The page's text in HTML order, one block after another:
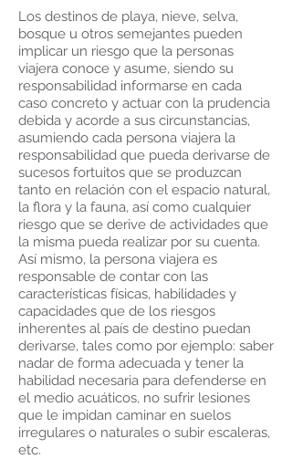
Los destinos de playa, nieve, selva,
bosque u otros semejantes pueden
implicar un riesgo que la personas
viajera conoce y asume, siendo su
responsabilidad informarse en cada
caso concreto y actuar con la prudencia
debida y acorde a sus circunstancias,
asumiendo cada persona viajera la
responsabilidad que pueda derivarse de
sucesos fortuitos que se produzcan
tanto en relación con el espacio natural,
la flora y la fauna, así como cualquier
riesgo que se derive de actividades que
la misma pueda realizar por su cuenta.
Así mismo, la persona viajera es
responsable de contar con las
características físicas, habilidades y
capacidades que de los riesgos
inherentes al país de destino puedan
derivarse, tales como por ejemplo: saber
nadar de forma adecuada y tener la
habilidad necesaria para defenderse en
el medio acuáticos, no sufrir lesiones
que le impidan caminar en suelos
irregulares o naturales o subir escaleras,
etc.